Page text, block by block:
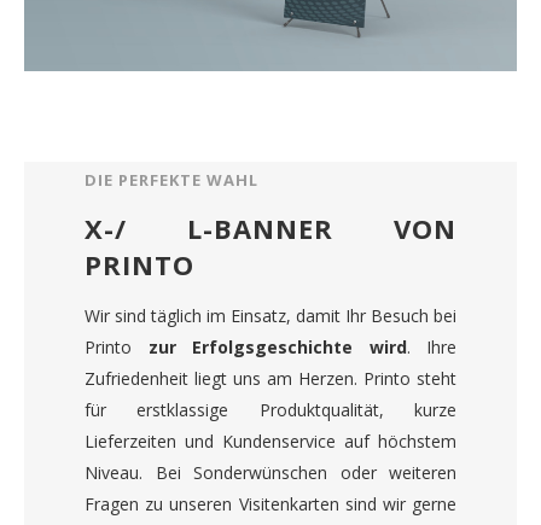
DIE PERFEKTE WAHL
X-/ L-BANNER VON
PRINTO
Wir sind täglich im Einsatz, damit Ihr Besuch bei
Printo zur Erfolgsgeschichte wird. Ihre
Zufriedenheit liegt uns am Herzen. Printo steht
für erstklassige Produktqualität, kurze
Lieferzeiten und Kundenservice auf höchstem
Niveau. Bei Sonderwünschen oder weiteren
Fragen zu unseren Visitenkarten sind wir gerne